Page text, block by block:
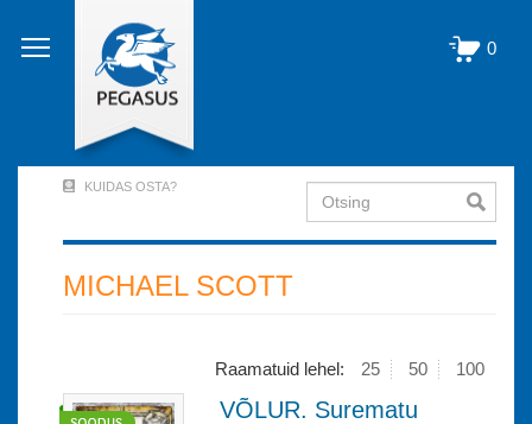
edasi
põhisisu
0
Account
Menu
KUIDAS OSTA? Otsing
MICHAEL SCOTT
Raamatuid lehel: 25 50 100
VÕLUR. Surematu